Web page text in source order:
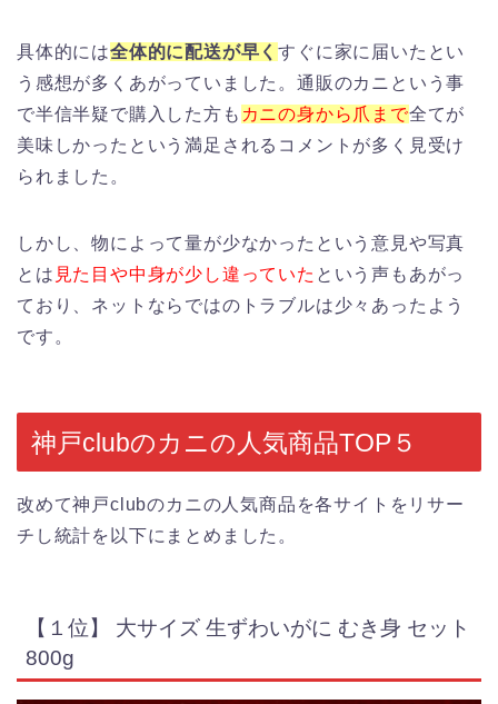
具体的には全体的に配送が早くすぐに家に届いたとい
う感想が多くあがっていました。通販のカニという事
で半信半疑で購入した方も カニの身から爪まで全てが
美味しかったという満足されるコメントが多く見受け
られました。
しかし、物によって量が少なかったという意見や写真
とは 見た目や中身が少し違っていた という声もあがっ
ており、ネットならではのトラブルは少々あったよう
です。
神戸clubのカニの人気商品TOP５
改めて神戸clubのカニの人気商品を各サイトをリサー
チし統計を以下にまとめました。
【１位】 大サイズ 生ずわいがに むき身 セット
800g